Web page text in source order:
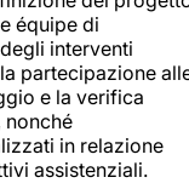
équipe di
interventi
partecipazione
e la verifica
nonché
in relazione
assistenziali.